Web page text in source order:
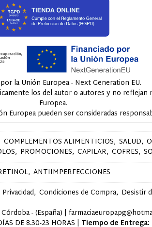
la Unión Europea - Next Generation EU.
los del autor o autores y no reflejan
Europea.
Europea pueden ser consideradas
COMPLEMENTOS ALIMENTICIOS SALUD
PROMOCIONES CAPILAR COFRES
ANTIIMPERFECCIONES
Condiciones de Compra Desistir
- (España) |
DE 8.30-23 HORAS | Tiempo de Entrega: